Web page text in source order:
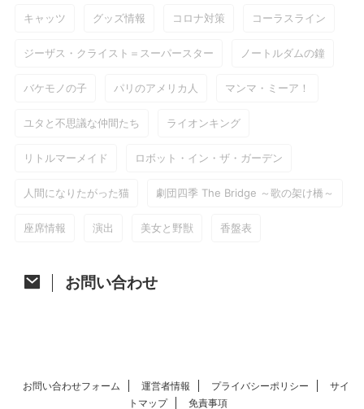
キャッツ グッズ情報 コロナ対策 コーラスライン
ジーザス・クライスト＝スーパースター ノートルダムの鐘
バケモノの子 パリのアメリカ人 マンマ・ミーア！
ユタと不思議な仲間たち ライオンキング
リトルマーメイド ロボット・イン・ザ・ガーデン
人間になりたがった猫 劇団四季 The Bridge ～歌の架け橋～
座席情報 演出 美女と野獣 香盤表
お問い合わせ
お問い合わせフォーム 運営者情報 プライバシーポリシー
サイ
トマップ
免責事項